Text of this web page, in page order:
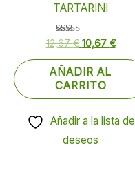
TARTARINI
Valorado
con
5.00
de 5
12,67€ 10,67 €
AÑADIR AL
CARRITO
Añadir a la lista de
deseos